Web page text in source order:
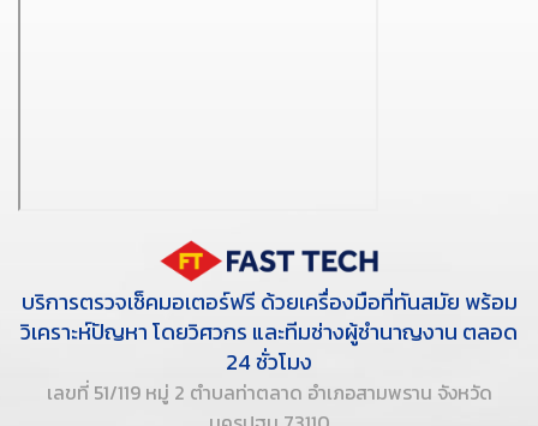
บริการตรวจเช็คมอเตอร์ฟรี ด้วยเครื่องมือที่ทันสมัย พร้อม
วิเคราะห์ปัญหา โดยวิศวกร และทีมช่างผู้ชำนาญงาน ตลอด
24 ชั่วโมง
เลขที่ 51/119 หมู่ 2 ตำบลท่าตลาด อำเภอสามพราน จังหวัด